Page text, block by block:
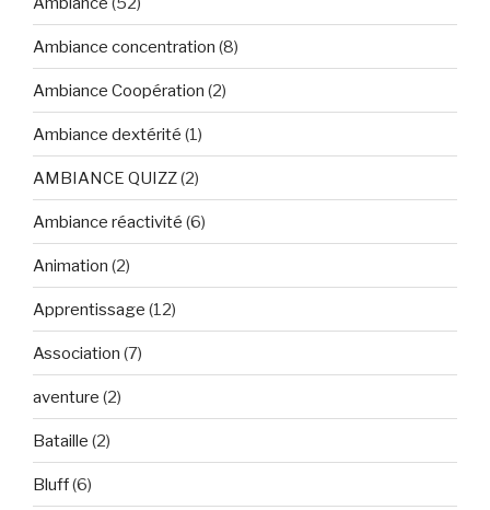
Ambiance concentration (8)
Ambiance Coopération (2)
Ambiance dextérité (1)
AMBIANCE QUIZZ(2)
Ambiance réactivité (6)
Animation (2)
Apprentissage (12)
Association (7)
aventure (2)
Bataille (2)
Bluff(6)